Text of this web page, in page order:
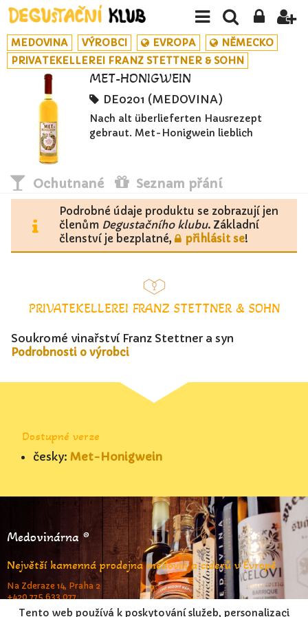
MEDOVINA VÝROBCI EVROPA
NĚMECKO
PRIVATEKELLEREI FRANZ STETTNER & SOHN
MET-HONIGWEIN
DE0201 (MEDOVINA)
Nach alt überlieferten Hausrezept
gebraut. Met-Honigwein lieblich
Ochutnané Seznam přání
Podrobné údaje produktu se zobrazují jen
členům Degustačního klubu. Základní
členství je bezplatné,
přihlásit se!
PRIVATEKELLEREI FRANZ STETTNER & SOHN
Soukromé vinařství Franz Stettner a syn
Podrobnosti o výrobci
Dostupné verze
česky: Met-Honigwein
Medovinárna ®
Největší kamenná prodejna medovin a ciderů v Evropě
Na Zderaze 14, Praha 2
+420 775 633 077
www.medovinarna.cz
Tento web používá k poskytování služeb, personalizaci